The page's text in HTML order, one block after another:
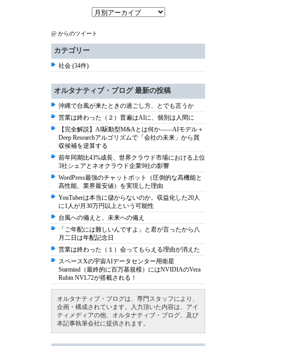
@ からのツイート
カテゴリー
社会 (34件)
オルタナティブ・ブログ 最新の投稿
沖縄で台風が来たときの過ごし方、とでも言うか
営業は終わった（２）普遍はAIに、個別は人間に
【完全解説】AI駆動型M&Aとは何か――AIモデル＋
Deep Researchアルゴリズムで「会社の未来」から買
収候補を逆算する
前年同期比43%成長、世界クラウド市場における上位
3社シェアとネオクラウド企業9社の影響
WordPress最強のチャットボット（圧倒的な高機能と
高性能、業界最安値）を実現した理由
YouTuberは本当に儲からないのか。収益化した20人
に1人が月30万円以上という可能性
台風への備えと、未来への備え
「ご年配には難しいんですよ」と君が言ったから八
月二日は年配記念日
営業は終わった（１）会ってもらえる理由が消えた
スペースXの宇宙AIデータセンター用衛星
Starmind（最終的に百万基規模）にはNVIDIAのVera
Rubin NVL72が搭載される！
オルタナティブ・ブログは、専門スタッフにより、
企画・構成されています。入力頂いた内容は、アイ
ティメディアの他、オルタナティブ・ブログ、及び
本記事執筆会社に提供されます。